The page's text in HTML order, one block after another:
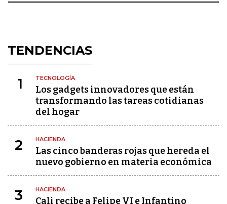
TENDENCIAS
1 TECNOLOGÍA
Los gadgets innovadores que están
transformando las tareas cotidianas
del hogar
2 HACIENDA
Las cinco banderas rojas que hereda el
nuevo gobierno en materia económica
3 HACIENDA
Cali recibe a Felipe VI e Infantino